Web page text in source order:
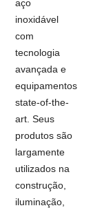
aço
inoxidável
com
tecnologia
avançada e
equipamentos
state-of-the-
art. Seus
produtos são
largamente
utilizados na
construção,
iluminação,